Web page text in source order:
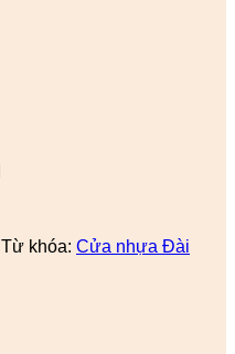
Từ khóa: Cửa nhựa Đài